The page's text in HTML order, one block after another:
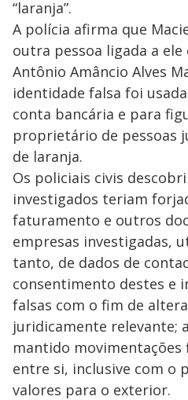
“laranja”.
A polícia afirma que
outra pessoa ligada a
Antônio Amâncio Alves
identidade falsa foi
conta bancária e para
proprietário de pessoas
de laranja.
Os policiais civis
investigados teriam
faturamento e outros
empresas investigadas,
tanto, de dados de
consentimento destes e
falsas com o fim de
juridicamente relevante;
mantido movimentações
entre si, inclusive com o
valores para o exterior.